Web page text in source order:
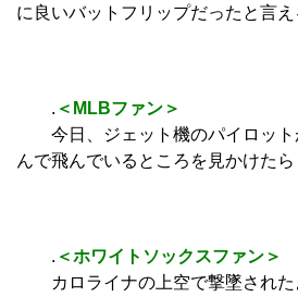
に良いバットフリップだったと言え
. ＜MLBファン＞
今日、ジェット機のパイロット
んで飛んでいるところを見かけたら
. ＜ホワイトソックスファン＞
カロライナの上空で撃墜された